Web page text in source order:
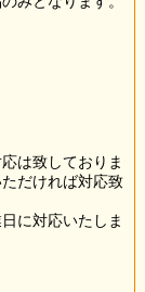
は致しておりま
だければ対応致
に対応いたしま